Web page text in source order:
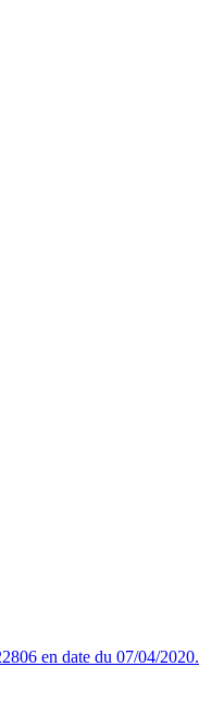
en date du 07/04/2020.